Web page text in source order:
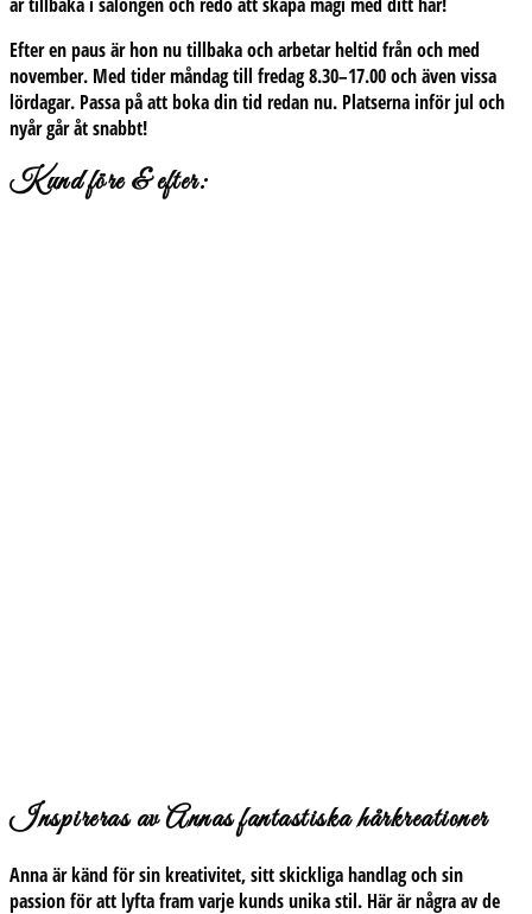
Efter en paus är hon nu tillbaka och arbetar heltid från och med
november. Med tidermåndag till fredag 8.30–17.00och även vissa
lördagar. Passa på att boka din tid redan nu. Platserna inför jul och
nyår går åt snabbt!
Kund före & efter:
Inspireras av Annas fantastiska hårkreationer
Anna är känd för sin kreativitet, sitt skickliga handlag och sin
passion för att lyfta fram varje kunds unika stil. Här är några av de